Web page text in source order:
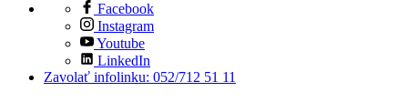
Facebook
Instagram
Youtube
LinkedIn
Zavolať infolinku: 052/712 51 11